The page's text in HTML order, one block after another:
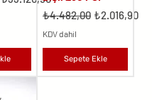
Normal Fiyat
₺4.482,00 İndirimli Fiyat
₺2.016,90
KDV dahil
Sepete Ekle